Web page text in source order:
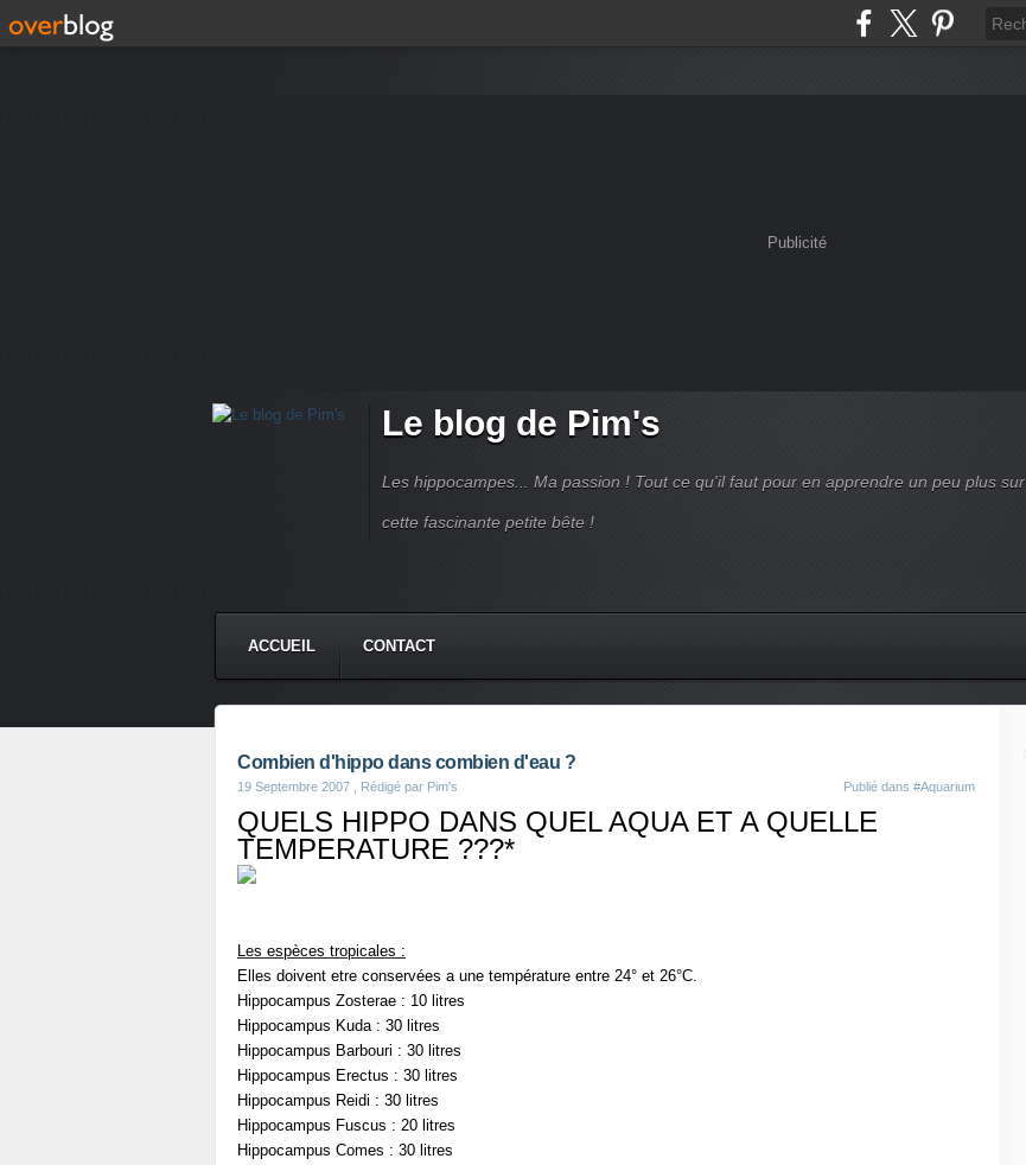
Publicité
Le blog de Pim's
Les hippocampes... Ma passion ! Tout ce qu'il faut pour en apprendre un peu plus sur
cette fascinante petite bête !
ACCUEIL CONTACT
Combien d'hippo dans combien d'eau ?
19 Septembre 2007 , Rédigé par Pim's Publié dans #Aquarium
QUELS HIPPO DANS QUEL AQUA ET A QUELLE
TEMPERATURE ???*
Les espèces tropicales :
Elles doivent etre conservées a une température entre 24° et 26°C.
Hippocampus Zosterae : 10 litres
Hippocampus Kuda : 30 litres
Hippocampus Barbouri : 30 litres
Hippocampus Erectus : 30 litres
Hippocampus Reidi : 30 litres
Hippocampus Fuscus : 20 litres
Hippocampus Comes : 30 litres